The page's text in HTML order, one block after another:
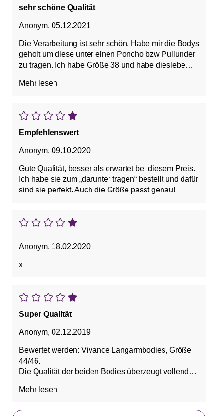
sehr schöne Qualität
Anonym, 05.12.2021
Die Verarbeitung ist sehr schön. Habe mir die Bodys
geholt um diese unter einen Poncho bzw Pullunder
zu tragen. Ich habe Größe 38 und habe dieslebe
Bäuchlein. Sie sind dreifach verstellbar mit
Mehr lesen
Empfehlenswert
Anonym, 09.10.2020
Gute Qualität, besser als erwartet bei diesem Preis.
Ich habe sie zum „darunter tragen“ bestellt und dafür
sind sie perfekt. Auch die Größe passt genau!
Anonym, 18.02.2020
x
Super Qualität
Anonym, 02.12.2019
Bewertet werden: Vivance Langarmbodies, Größe
44/46.
Die Qualität der beiden Bodies überzeugt vollends.
bisherigen Bewertungen bestätigen, und der
Mehr lesen